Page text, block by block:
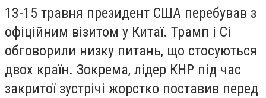
13-15 травня президент США перебував з
офіційним візитом у Китаї. Трамп і Сі
обговорили низку питань, що стосуються
двох країн. Зокрема, лідер КНР під час
закритої зустрічі жорстко поставив перед